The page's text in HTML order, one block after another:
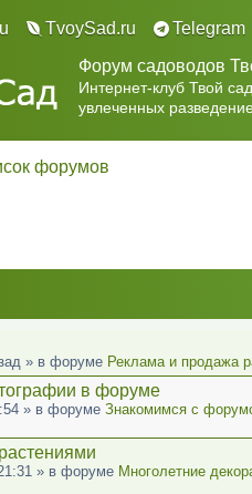
TvoySad.ru
Telegram
Форум садоводов
Интернет-клуб Твой
увлеченных
форумов
» в форуме Реклама и продажа
в форуме
» в форуме Знакомимся с
» в форуме Многолетние